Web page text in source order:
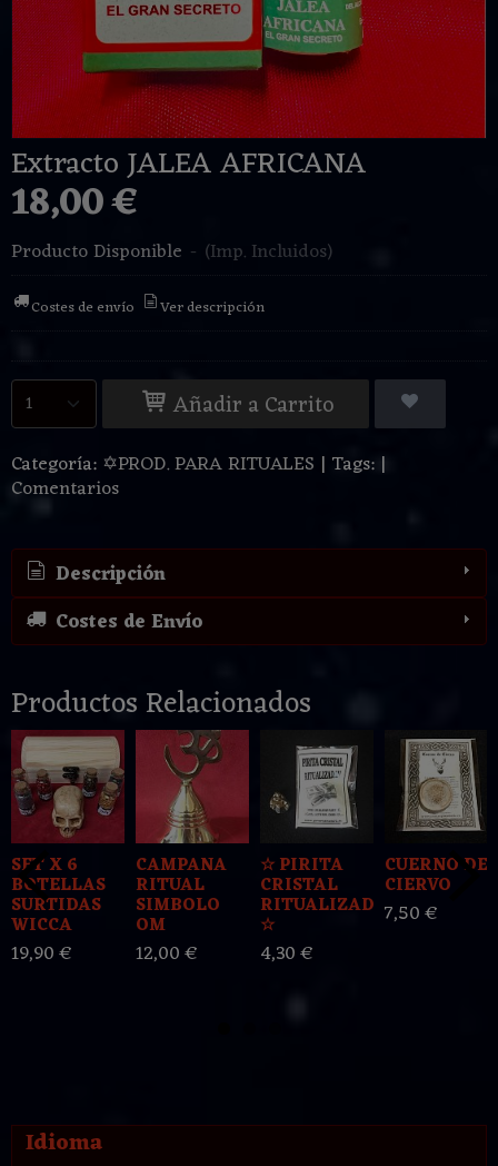
Idioma
Extracto JALEA AFRICANA
18,00 €
Producto Disponible - (Imp. Incluidos)
Costes de envío Ver descripción
Añadir a Carrito
Categoría: ✡PROD. PARA RITUALES | Tags: |
Comentarios
Descripción
Costes de Envío
Productos Relacionados
SET X 6
BOTELLAS
SURTIDAS
WICCA
19,90 €
CAMPANA
RITUAL
SIMBOLO
OM
12,00 €
☆ PIRITA
CRISTAL
RITUALIZADA
☆
4,30 €
CUERNO DE
CIERVO
7,50 €